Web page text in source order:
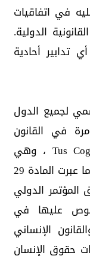
في اتفاقيات
الدولية.
تدابير أحادية
لجميع الدول
في القانون
الدولي، والمعروفة أيضا باسم “Tus Cogens ، وهي
مبادئ أساسية في القانون الدولي، كما عبرت المادة 29
المؤتمر الدولي
عليها في
الإنساني
حقوق الإنسان